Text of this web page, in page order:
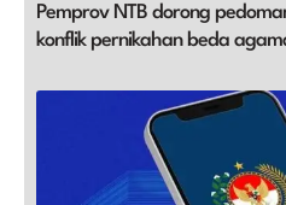
Pemprov NTB dorong
konflik pernikahan beda